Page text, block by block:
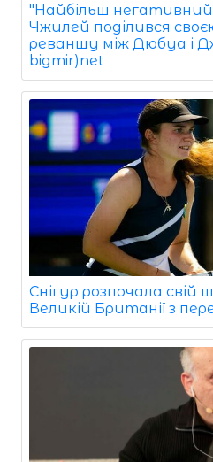
"Найбільш негативний
Чжилей поділився
реваншу між Дюбуа і
bigmir)net
Снігур розпочала свій
Великій Британії з